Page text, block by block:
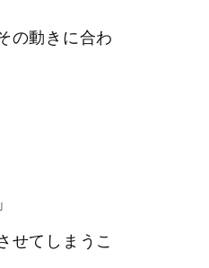
の動きに合わ
せてしまうこ